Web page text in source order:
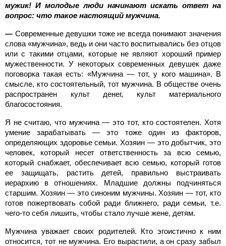
мужик! И молодые люди начинают искать ответ на
вопрос: что такое настоящий мужчина.
— Современные девушки тоже не всегда понимают значения
слова «мужчина», ведь и они часто воспитывались без отцов
или с такими отцами, которые не являют хороший пример
мужественности. У некоторых современных девушек даже
поговорка такая есть: «Мужчина — тот, у кого машина». В
смысле, кто состоятельный, тот мужчина. В обществе очень
распространен культ денег, культ материального
благосостояния.
Я не считаю, что мужчина — это тот, кто состоятелен. Хотя
умение зарабатывать — это тоже один из факторов,
определяющих здоровье семьи. Хозяин — это добытчик, это
человек, который несет ответственность за всю семью,
который снабжает, обеспечивает всю семью, который готов
ее защищать, растить детей, правильно выстраивать
иерархию в отношениях. Младшие должны подчиняться
старшим. Хозяин — это синоним мужчины. Хозяин — тот, кто
готов пожертвовать собой ради ближнего, ради семьи, т.е.
чего-то себя лишить, чтобы стало лучше жене, детям.
Мужчина уважает своих родителей. Кто эгоистично к ним
относится, тот не мужчина. Его вырастили, а он сразу забыл